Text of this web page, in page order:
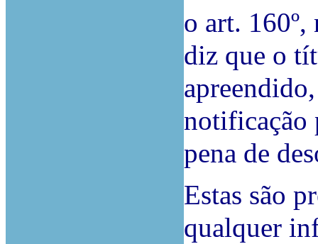
o art. 160º,
diz que o
notificação
pena de
Estas são
qualquer